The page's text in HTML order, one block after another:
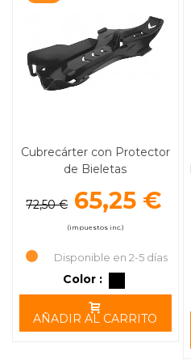
Cubrecárter con Protector
de Bieletas
POLISPORT
72,50 € 65,25 €
(impuestos inc.)
Disponible en 2-5 días
Color :
AÑADIR AL CARRITO